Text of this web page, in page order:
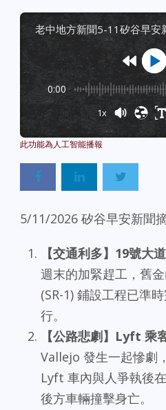
老中地方新聞5-11矽谷早
0:00
1x
5/11/2026 矽谷早安新聞摘
【交通利多】19號大
週末的加緊趕工，舊
(SR-1) 鋪設工程已準
行。
【公路悲劇】Lyft 乘
Vallejo 發生一起慘劇
Lyft 車內與人爭執後
後方車輛撞擊身亡。